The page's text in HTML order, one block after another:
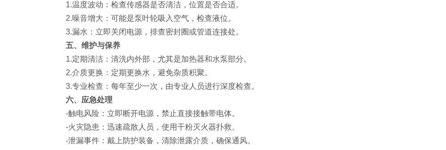
1.温度波动：检查传感器是否清洁，位置是否合适。
2.噪音增大：可能是泵叶轮吸入空气，检查液位。
3.漏水：立即关闭电源，排查密封圈或管道连接处。
五、维护与保养
1.定期清洁：清洗内外部，尤其是加热器和水泵部分。
2.介质更换：定期更换水，避免杂质积聚。
3.专业检查：每年至少一次，由专业人员进行深度检查。
六、应急处理
-触电风险：立即断开电源，禁止直接接触带电体。
-火灾隐患：迅速疏散人员，使用干粉灭火器扑救。
-泄漏事件：戴上防护装备，清除泄露介质，确保通风。